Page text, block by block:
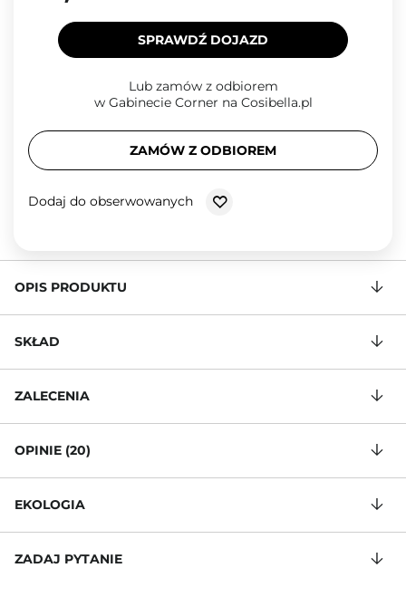
SPRAWDŹ DOJAZD
Lub zamów z odbiorem
w Gabinecie Corner na Cosibella.pl
ZAMÓW Z ODBIOREM
Dodaj do obserwowanych
OPIS PRODUKTU
SKŁAD
ZALECENIA
OPINIE (20)
EKOLOGIA
ZADAJ PYTANIE